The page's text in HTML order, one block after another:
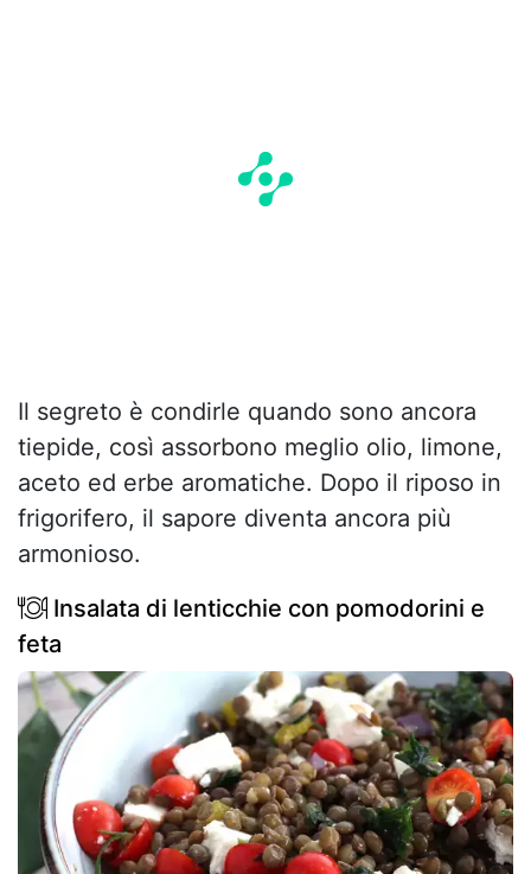
Il segreto è condirle quando sono ancora
tiepide, così assorbono meglio olio, limone,
aceto ed erbe aromatiche. Dopo il riposo in
frigorifero, il sapore diventa ancora più
armonioso.
Insalata di lenticchie con pomodorini e
feta